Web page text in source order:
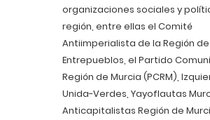
organizaciones sociales y
región, entre ellas el Comité
Antiimperialista de la Región de
Entrepueblos, el Partido
Región de Murcia (PCRM),
Unida-Verdes, Yayoflautas
Anticapitalistas Región de